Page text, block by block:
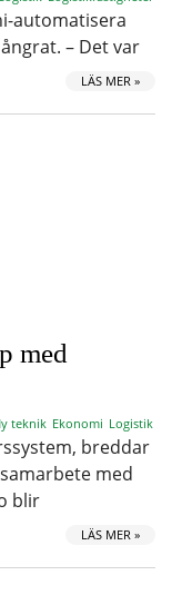
automatisera
– Det var
LÄS MER »
med
teknik Ekonomi Logistik
breddar
med
blir
LÄS MER »